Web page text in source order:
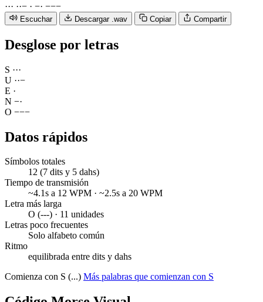
··· ··− · −· −−−
Escuchar Descargar .wav Copiar Compartir
Desglose por letras
S ···
U ··−
E ·
N −·
O −−−
Datos rápidos
Símbolos totales
12 (7 dits y 5 dahs)
Tiempo de transmisión
~4.1s a 12 WPM · ~2.5s a 20 WPM
Letra más larga
O (---) · 11 unidades
Letras poco frecuentes
Solo alfabeto común
Ritmo
equilibrada entre dits y dahs
Comienza con S (...) Más palabras que comienzan con S